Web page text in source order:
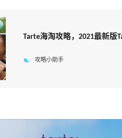
Tarte海淘攻略，2021最新版
攻略小助手